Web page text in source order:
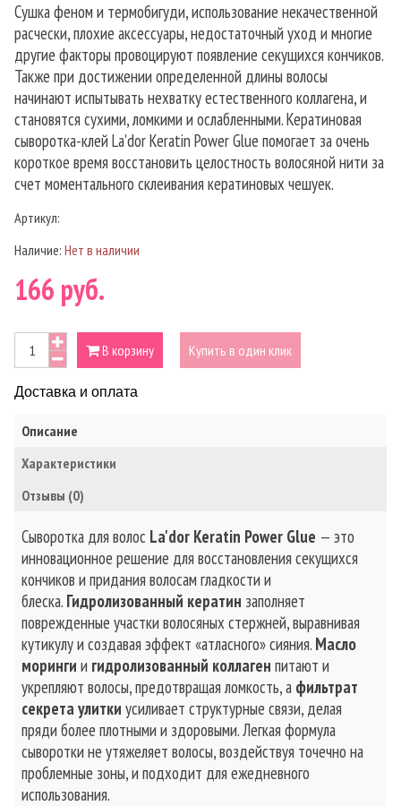
Сушка феном и термобигуди, использование некачественной
расчески, плохие аксессуары, недостаточный уход и многие
другие факторы провоцируют появление секущихся кончиков.
Также при достижении определенной длины волосы
начинают испытывать нехватку естественного коллагена, и
становятся сухими, ломкими и ослабленными. Кератиновая
сыворотка-клей La'dor Keratin Power Glue помогает за очень
короткое время восстановить целостность волосяной нити за
счет моментального склеивания кератиновых чешуек.
Артикул:
Наличие: Нет в наличии
166 руб.
В корзину Купить в один клик
Доставка и оплата
Описание
Характеристики
Отзывы (0)
Сыворотка для волос La'dor Keratin Power Glue — это
инновационное решение для восстановления секущихся
кончиков и придания волосам гладкости и
блеска. Гидролизованный кератин заполняет
поврежденные участки волосяных стержней, выравнивая
кутикулу и создавая эффект «атласного» сияния. Масло
моринги и гидролизованный коллаген питают и
укрепляют волосы, предотвращая ломкость, а фильтрат
секрета улитки усиливает структурные связи, делая
пряди более плотными и здоровыми. Легкая формула
сыворотки не утяжеляет волосы, воздействуя точечно на
проблемные зоны, и подходит для ежедневного
использования.